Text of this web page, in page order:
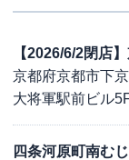
【2026/6/2閉店
京都府京都市下
大将軍駅前ビル
四条河原町南む